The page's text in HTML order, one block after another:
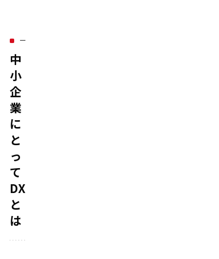
中
小
企
業
に
と
っ
て
DX
と
は